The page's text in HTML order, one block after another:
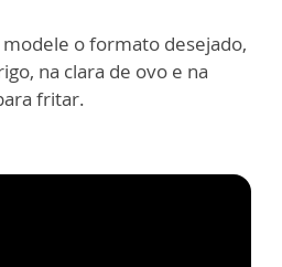
o formato desejado,
na clara de ovo e na
fritar.